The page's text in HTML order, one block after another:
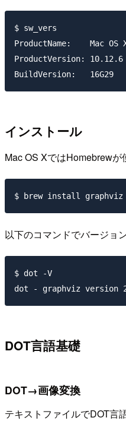
$ sw_vers
ProductName:    Mac OS
ProductVersion: 10.12.6
インストール
Mac OS XではHomebrewが
以下のコマンドでバージョ
$ dot -V
DOT言語基礎
DOT→画像変換
テキストファイルでDOT言